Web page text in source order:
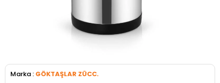
Marka : GÖKTAŞLAR ZÜCC.